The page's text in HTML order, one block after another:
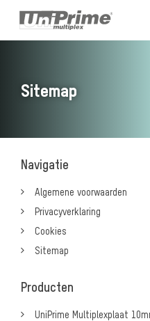
Sitemap
Navigatie
Algemene voorwaarden
Privacyverklaring
Cookies
Sitemap
Producten
UniPrime Multiplexplaat